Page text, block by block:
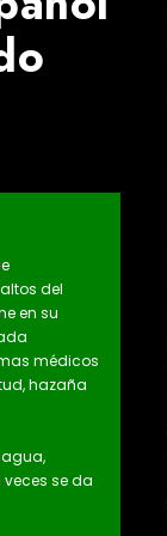
del
en su
médicos
hazaña
se da